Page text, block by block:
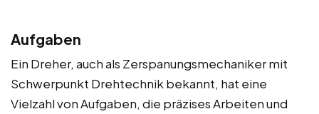
Aufgaben
Ein Dreher, auch als Zerspanungsmechaniker mit
Schwerpunkt Drehtechnik bekannt, hat eine
Vielzahl von Aufgaben, die präzises Arbeiten und